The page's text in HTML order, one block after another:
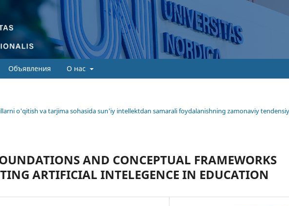
Объявления О нас
o'qitish va tarjima sohasida sun'iy intellektdan samarali foydalanishning zamonaviy
AND CONCEPTUAL FRAMEWORKS
ARTIFICIAL INTELEGENCE IN EDUCATION